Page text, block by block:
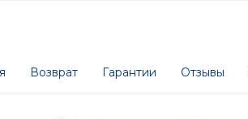
Возврат Гарантии Отзывы